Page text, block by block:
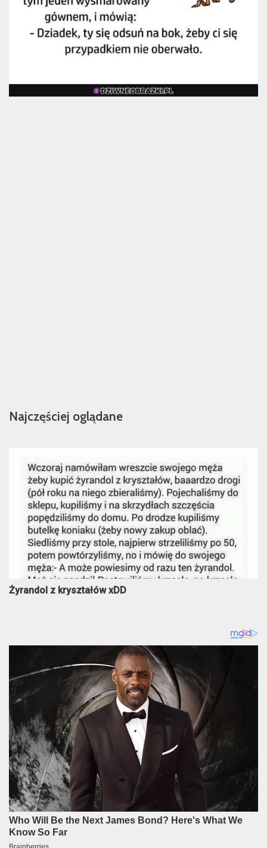
Najczęściej oglądane
Żyrandol z kryształów xDD